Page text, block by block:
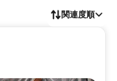
関連度順